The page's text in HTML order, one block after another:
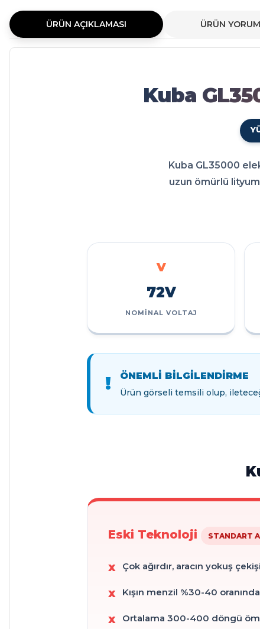
ÜRÜN AÇIKLAMASI ÜRÜN
Kuba GL35000 LiFePO4 Batarya 72 Volt 60-84 Ah modeli elektrikli